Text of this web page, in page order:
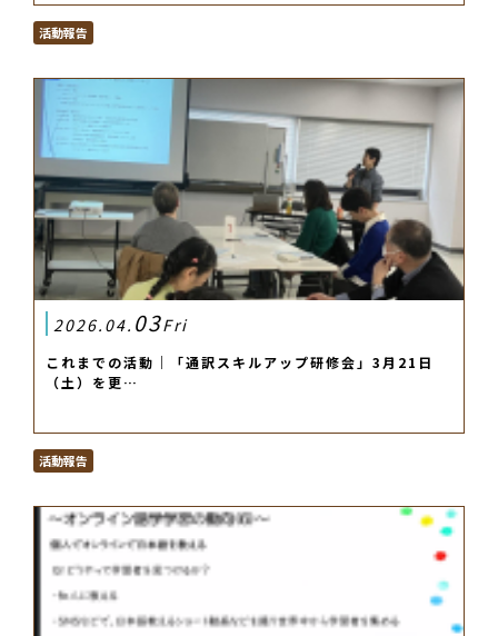
活動報告
2026.04. 03Fri
これまでの活動｜「通訳スキルアップ研修会」3月21日
（土）を更…
活動報告